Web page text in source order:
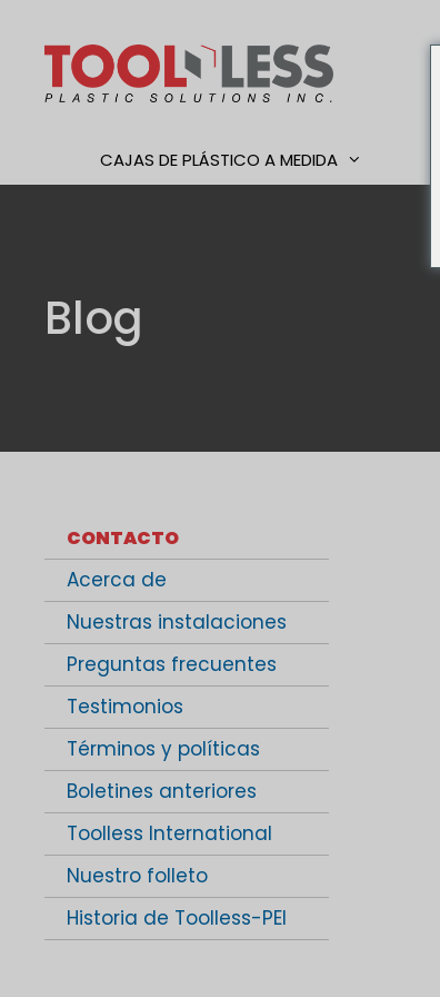
contenido
CAJAS DE PLÁSTICO A MEDIDA
Blog
CONTACTO
Acerca de
Nuestras instalaciones
Preguntas frecuentes
Testimonios
Términos y políticas
Boletines anteriores
Toolless International
Nuestro folleto
Historia de Toolless-PEI